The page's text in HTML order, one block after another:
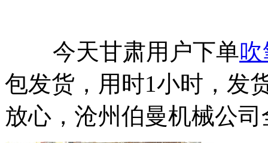
今天甘肃用户下单
包发货，用时1小时，发
放心，沧州伯曼机械公